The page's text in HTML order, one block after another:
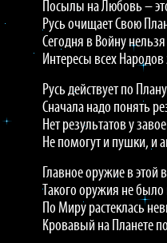
Посылы на Любовь –
Русь очищает Свою
Сегодня в Войну
Интересы всех Народов
Русь действует по
Сначала надо понять
Нет результатов у
Не помогут и пушки, и
Главное оружие в этой
Такого оружия не было
По Миру растеклась
Кровавый на Планете